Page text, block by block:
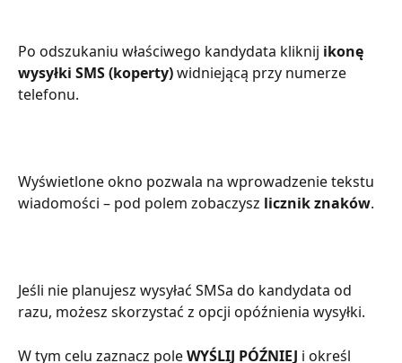
Po odszukaniu właściwego kandydata kliknij ikonę
wysyłki SMS (koperty) widniejącą przy numerze
telefonu.
Wyświetlone okno pozwala na wprowadzenie tekstu
wiadomości – pod polem zobaczysz licznik znaków.
Jeśli nie planujesz wysyłać SMSa do kandydata od
razu, możesz skorzystać z opcji opóźnienia wysyłki.
W tym celu zaznacz pole WYŚLIJ PÓŹNIEJ i określ